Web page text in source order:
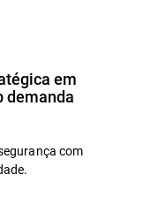
em
demanda
com